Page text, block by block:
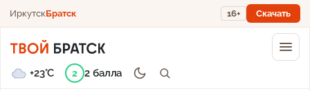
ИркутскБратск 16+ Скачать
+23°C 2 2 балла